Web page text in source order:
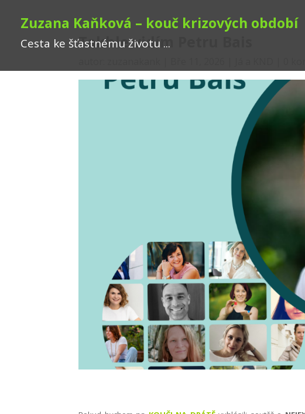
Zuzana Kaňková – kouč krizových období
Cesta ke šťastnému životu ...
Takhle vidím Petru Bais